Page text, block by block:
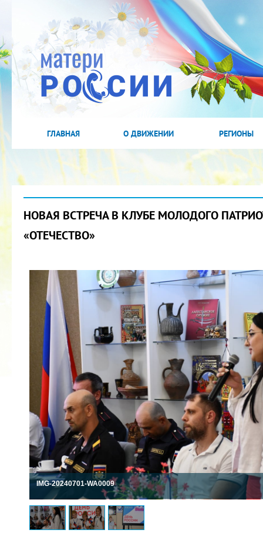
ГЛАВНАЯ О ДВИЖЕНИИ РЕГИОНЫ
НОВАЯ ВСТРЕЧА В КЛУБЕ МОЛОДОГО
«ОТЕЧЕСТВО»
IMG-20240701-WA0009
2022 ГОД ПРОВОЗГЛАШЕН ГОДОМ
МАТЕРИ В ЯКУТИИ
19.12.2021